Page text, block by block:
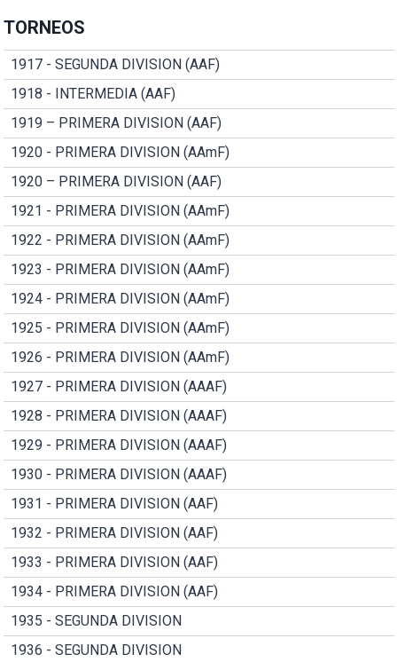
TORNEOS
1917 - SEGUNDA DIVISION (AAF)
1918 - INTERMEDIA (AAF)
1919 – PRIMERA DIVISION (AAF)
1920 - PRIMERA DIVISION (AAmF)
1920 – PRIMERA DIVISION (AAF)
1921 - PRIMERA DIVISION (AAmF)
1922 - PRIMERA DIVISION (AAmF)
1923 - PRIMERA DIVISION (AAmF)
1924 - PRIMERA DIVISION (AAmF)
1925 - PRIMERA DIVISION (AAmF)
1926 - PRIMERA DIVISION (AAmF)
1927 - PRIMERA DIVISION (AAAF)
1928 - PRIMERA DIVISION (AAAF)
1929 - PRIMERA DIVISION (AAAF)
1930 - PRIMERA DIVISION (AAAF)
1931 - PRIMERA DIVISION (AAF)
1932 - PRIMERA DIVISION (AAF)
1933 - PRIMERA DIVISION (AAF)
1934 - PRIMERA DIVISION (AAF)
1935 - SEGUNDA DIVISION
1936 - SEGUNDA DIVISION